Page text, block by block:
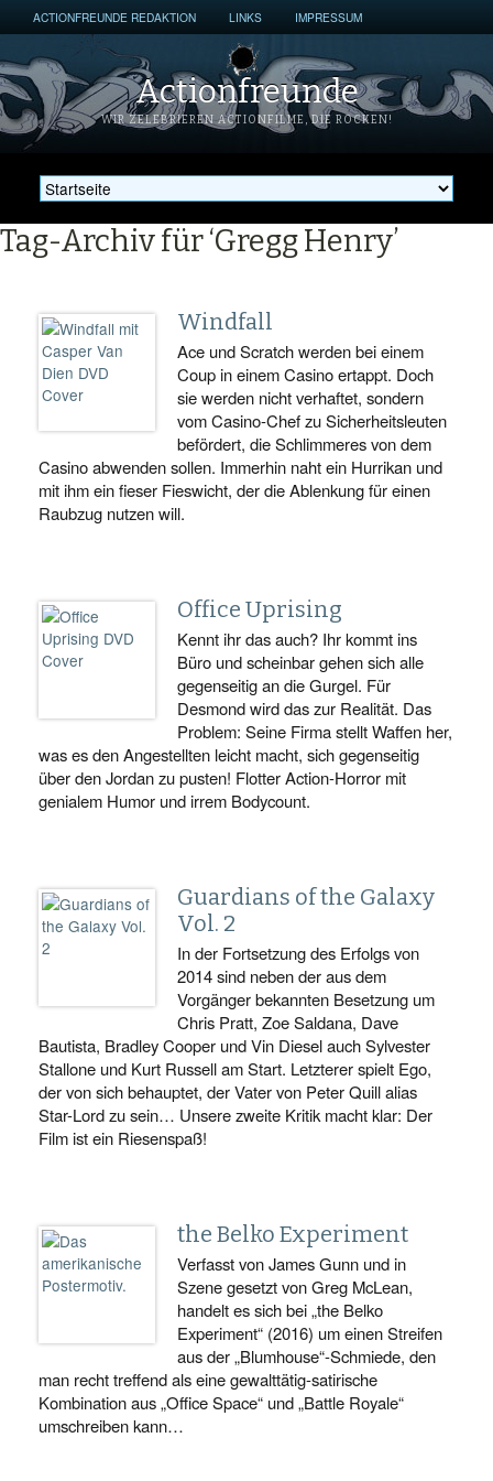
ACTIONFREUNDE REDAKTION LINKS IMPRESSUM
Actionfreunde
WIR ZELEBRIEREN ACTIONFILME, DIE ROCKEN!
Tag-Archiv für ‘Gregg Henry’
Windfall
Ace und Scratch werden bei einem
Coup in einem Casino ertappt. Doch
sie werden nicht verhaftet, sondern
vom Casino-Chef zu Sicherheitsleuten
befördert, die Schlimmeres von dem
Casino abwenden sollen. Immerhin naht ein Hurrikan und
mit ihm ein fieser Fieswicht, der die Ablenkung für einen
Raubzug nutzen will.
Office Uprising
Kennt ihr das auch? Ihr kommt ins
Büro und scheinbar gehen sich alle
gegenseitig an die Gurgel. Für
Desmond wird das zur Realität. Das
Problem: Seine Firma stellt Waffen her,
was es den Angestellten leicht macht, sich gegenseitig
über den Jordan zu pusten! Flotter Action-Horror mit
genialem Humor und irrem Bodycount.
Guardians of the Galaxy
Vol. 2
In der Fortsetzung des Erfolgs von
2014 sind neben der aus dem
Vorgänger bekannten Besetzung um
Chris Pratt, Zoe Saldana, Dave
Bautista, Bradley Cooper und Vin Diesel auch Sylvester
Stallone und Kurt Russell am Start. Letzterer spielt Ego,
der von sich behauptet, der Vater von Peter Quill alias
Star-Lord zu sein… Unsere zweite Kritik macht klar: Der
Film ist ein Riesenspaß!
the Belko Experiment
Verfasst von James Gunn und in
Szene gesetzt von Greg McLean,
handelt es sich bei „the Belko
Experiment“ (2016) um einen Streifen
aus der „Blumhouse“-Schmiede, den
man recht treffend als eine gewalttätig-satirische
Kombination aus „Office Space“ und „Battle Royale“
umschreiben kann…